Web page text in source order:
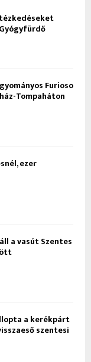
Furioso
Tompaháton
ezer
a vasút Szentes
a kerékpárt
szentesi